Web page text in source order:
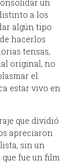
un
a los
algún tipo
hacerlos
tensas,
original, no
el
estar vivo en
que dividió
apreciaron
sin un
fue un film